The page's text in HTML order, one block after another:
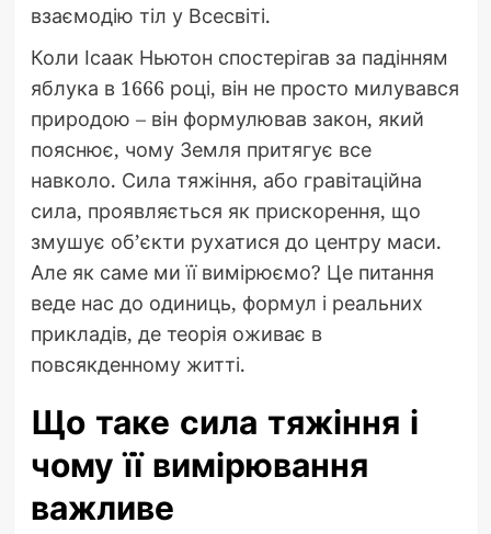
взаємодію тіл у Всесвіті.
Коли Ісаак Ньютон спостерігав за падінням
яблука в 1666 році, він не просто милувався
природою – він формулював закон, який
пояснює, чому Земля притягує все
навколо. Сила тяжіння, або гравітаційна
сила, проявляється як прискорення, що
змушує об’єкти рухатися до центру маси.
Але як саме ми її вимірюємо? Це питання
веде нас до одиниць, формул і реальних
прикладів, де теорія оживає в
повсякденному житті.
Що таке сила тяжіння і
чому її вимірювання
важливе